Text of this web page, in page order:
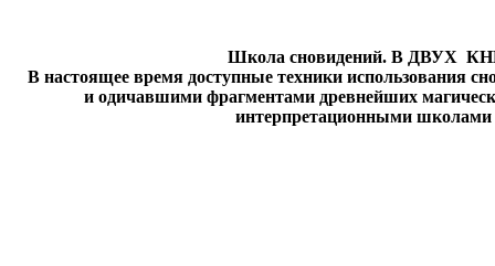
Школа сновидений. В ДВУХ
В настоящее время доступные техники использования
и одичавшими фрагментами древнейших
интерпретационными школами